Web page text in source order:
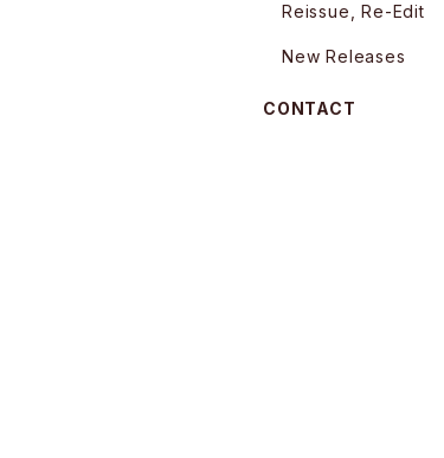
Reissue, Re-Edit
New Releases
CONTACT